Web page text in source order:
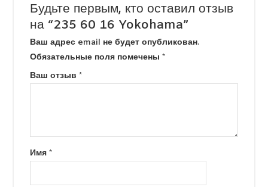
Будьте первым, кто оставил отзыв
на “235 60 16 Yokohama”
Ваш адрес email не будет опубликован.
Обязательные поля помечены*
Ваш отзыв*
Имя*